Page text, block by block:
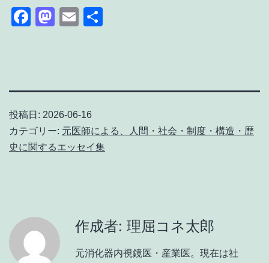
Facebook
Mastodon
Email
投稿日: 2026-06-16
カテゴリー: 元医師による、人間・社会・制度・構造・歴
史に関するエッセイ集
作成者: 理屈コネ太郎
元消化器内視鏡医・産業医。現在は社